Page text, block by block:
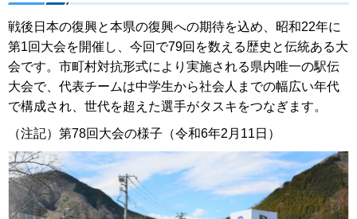
戦後日本の復興と本県の復興への期待を込め、昭和22年に
第1回大会を開催し、今回で79回を数える歴史と伝統ある大
会です。市町村対抗形式により実施される県内唯一の駅伝
大会で、代表チームは中学生から社会人までの幅広い年代
で構成され、世代を超えた選手がタスキをつなぎます。
（注記）第78回大会の様子（令和6年2月11日）